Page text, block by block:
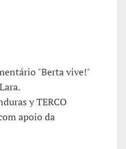
"Berta vive!"
y TERCO
apoio da